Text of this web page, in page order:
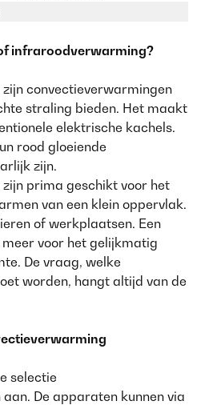
infraroodverwarming?
zijn convectieverwarmingen
straling bieden. Het maakt
elektrische kachels.
rood gloeiende
zijn.
prima geschikt voor het
van een klein oppervlak.
of werkplaatsen. Een
voor het gelijkmatig
De vraag, welke
worden, hangt altijd van de
selectie
De apparaten kunnen via